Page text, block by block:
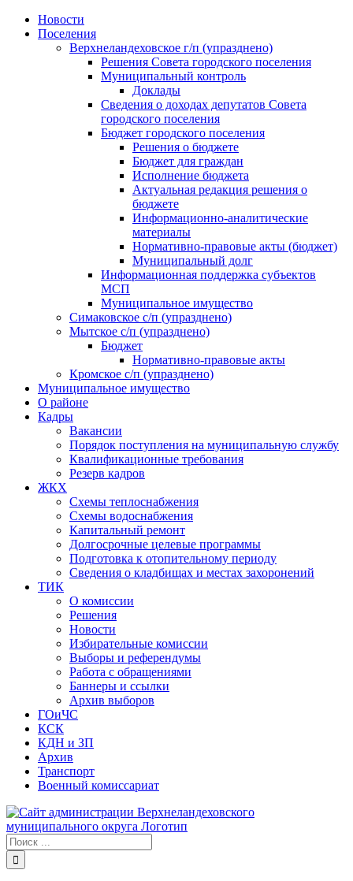
Skip
Новости
Поселения
Верхнеландеховское г/п (упразднено)
Решения Совета городского поселения
Муниципальный контроль
Доклады
Сведения о доходах депутатов Совета
городского поселения
Бюджет городского поселения
Решения о бюджете
Бюджет для граждан
Исполнение бюджета
Актуальная редакция решения о
бюджете
Информационно-аналитические
материалы
Нормативно-правовые акты (бюджет)
Муниципальный долг
Информационная поддержка субъектов
МСП
Муниципальное имущество
Симаковское с/п (упразднено)
Мытское с/п (упразднено)
Бюджет
Нормативно-правовые акты
Кромское с/п (упразднено)
Муниципальное имущество
О районе
Кадры
Вакансии
Порядок поступления на муниципальную службу
Квалификационные требования
Резерв кадров
ЖКХ
Схемы теплоснабжения
Схемы водоснабжения
Капитальный ремонт
Долгосрочные целевые программы
Подготовка к отопительному периоду
Сведения о кладбищах и местах захоронений
ТИК
О комиссии
Решения
Новости
Избирательные комиссии
Выборы и референдумы
Работа с обращениями
Баннеры и ссылки
Архив выборов
ГОиЧС
КСК
КДН и ЗП
Архив
Транспорт
Военный комиссариат
Результат
поиска: